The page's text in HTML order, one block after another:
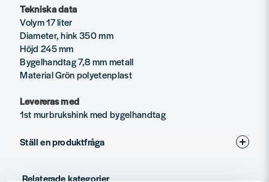
Tekniska data
Volym 17 liter
Diameter, hink 350 mm
Höjd 245 mm
Bygelhandtag 7,8 mm metall
Material Grön polyetenplast
Levereras med
1st murbrukshink med bygelhandtag
Ställ en produktfråga
Fråga oss något om denna produkten...
Relaterade kategorier